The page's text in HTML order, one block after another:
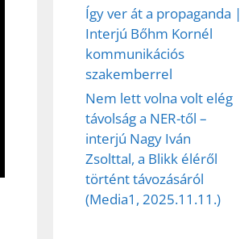
Így ver át a propaganda |
Interjú Bőhm Kornél
kommunikációs
szakemberrel
Nem lett volna volt elég
távolság a NER-től –
interjú Nagy Iván
Zsolttal, a Blikk éléről
történt távozásáról
(Media1, 2025.11.11.)